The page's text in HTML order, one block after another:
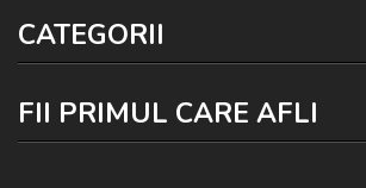
CATEGORII
FII PRIMUL CARE AFLI